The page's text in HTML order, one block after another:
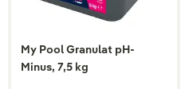
My Pool Granulat pH-
Minus, 7,5 kg